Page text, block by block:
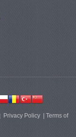
Privacy Policy| Terms of